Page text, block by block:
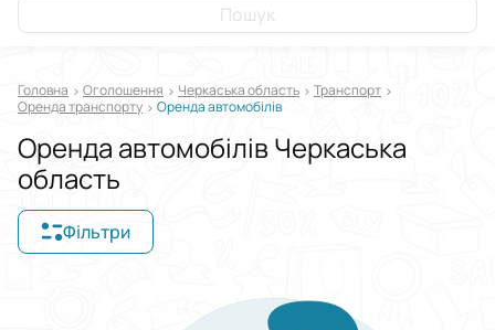
Пошук
Головна Оголошення Черкаська область
Транспорт
Оренда транспорту
Оренда автомобілів
Оренда автомобілів Черкаська
область
Фільтри